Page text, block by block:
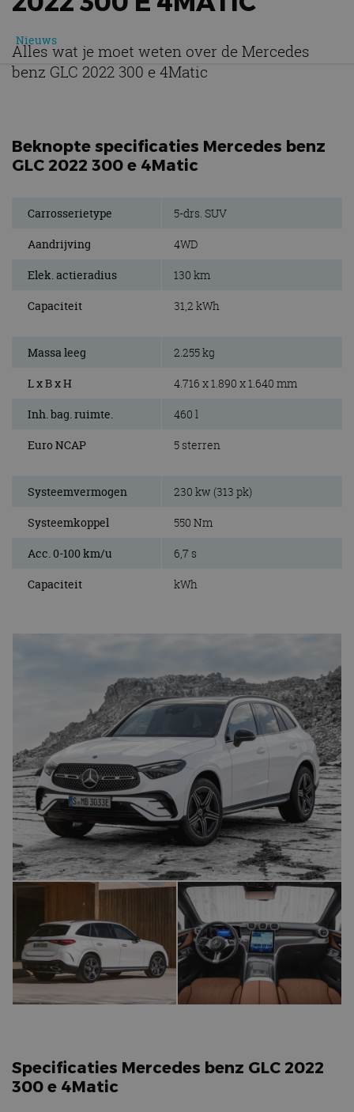
Nieuws
Alles wat je moet weten over de Mercedes
benz GLC 2022 300 e 4Matic
Beknopte specificaties Mercedes benz
GLC 2022 300 e 4Matic
Carrosserietype 5-drs. SUV
Aandrijving 4WD
Elek. actieradius 130 km
Capaciteit 31,2 kWh
Massa leeg 2.255 kg
L x B x H 4.716 x 1.890 x 1.640 mm
Inh. bag. ruimte. 460 l
Euro NCAP 5 sterren
Systeemvermogen 230 kw (313 pk)
Systeemkoppel 550 Nm
Acc. 0-100 km/u 6,7 s
Capaciteit kWh
Specificaties Mercedes benz GLC 2022
300 e 4Matic